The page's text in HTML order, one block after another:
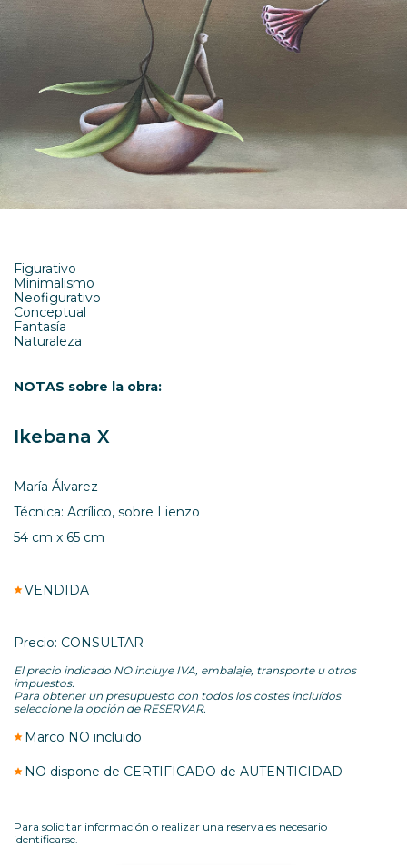
Figurativo
Minimalismo
Neofigurativo
Conceptual
Fantasía
Naturaleza
NOTAS sobre la obra:
Ikebana X
María Álvarez
Técnica: Acrílico, sobre Lienzo
54 cm x 65 cm
VENDIDA
Precio: CONSULTAR
El precio indicado NO incluye IVA, embalaje, transporte u otros
impuestos.
Para obtener un presupuesto con todos los costes incluídos
seleccione la opción de RESERVAR.
Marco NO incluido
NO dispone de CERTIFICADO de AUTENTICIDAD
Para solicitar información o realizar una reserva es necesario
identificarse.